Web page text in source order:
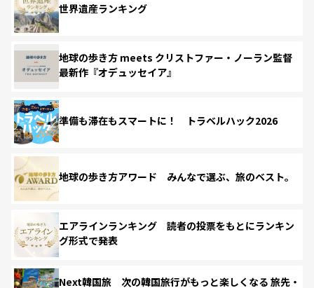
世界遺産ランキング
地球の歩き方 meets クリストファー・ノーラン監督
最新作『オデュッセイア』
準備も滞在もスマートに！ トラベルハック2026
地球の歩き方アワード みんなで選ぶ、旅のベスト。
エアラインランキング 読者の投票をもとにランキン
グ形式で発表
Next韓国旅 次の韓国旅行がもっと楽しくなる 旅先・